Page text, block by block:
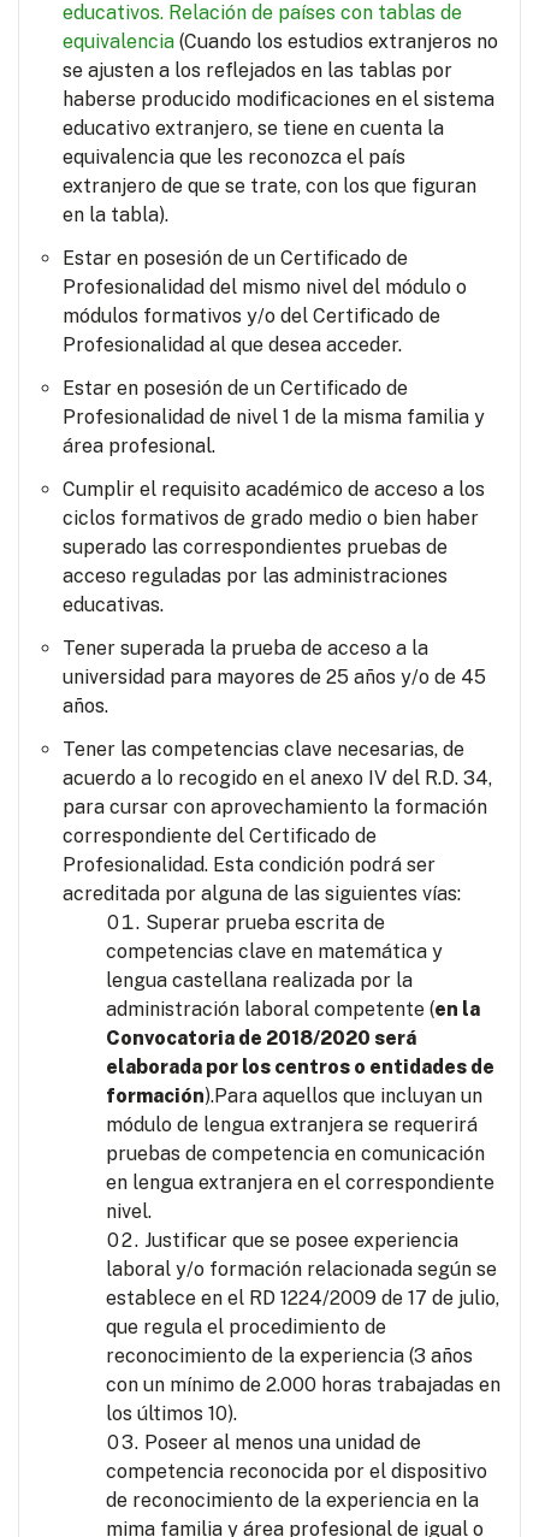
educativos. Relación de países con tablas de
equivalencia (Cuando los estudios extranjeros no
se ajusten a los reflejados en las tablas por
haberse producido modificaciones en el sistema
educativo extranjero, se tiene en cuenta la
equivalencia que les reconozca el país
extranjero de que se trate, con los que figuran
en la tabla).
Estar en posesión de un Certificado de
Profesionalidad del mismo nivel del módulo o
módulos formativos y/o del Certificado de
Profesionalidad al que desea acceder.
Estar en posesión de un Certificado de
Profesionalidad de nivel 1 de la misma familia y
área profesional.
Cumplir el requisito académico de acceso a los
ciclos formativos de grado medio o bien haber
superado las correspondientes pruebas de
acceso reguladas por las administraciones
educativas.
Tener superada la prueba de acceso a la
universidad para mayores de 25 años y/o de 45
años.
Tener las competencias clave necesarias, de
acuerdo a lo recogido en el anexo IV del R.D. 34,
para cursar con aprovechamiento la formación
correspondiente del Certificado de
Profesionalidad. Esta condición podrá ser
acreditada por alguna de las siguientes vías:
Superar prueba escrita de
competencias clave en matemática y
lengua castellana realizada por la
administración laboral competente (en la
Convocatoria de 2018/2020 será
elaborada por los centros o entidades de
formación).Para aquellos que incluyan un
módulo de lengua extranjera se requerirá
pruebas de competencia en comunicación
en lengua extranjera en el correspondiente
nivel.
Justificar que se posee experiencia
laboral y/o formación relacionada según se
establece en el RD 1224/2009 de 17 de julio,
que regula el procedimiento de
reconocimiento de la experiencia (3 años
con un mínimo de 2.000 horas trabajadas en
los últimos 10).
Poseer al menos una unidad de
competencia reconocida por el dispositivo
de reconocimiento de la experiencia en la
mima familia y área profesional de igual o